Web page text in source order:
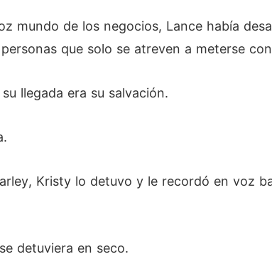
mundo de los negocios, Lance había
que solo se atreven a meterse
llegada era su salvación.
Kristy lo detuvo y le recordó en voz
detuviera en seco.